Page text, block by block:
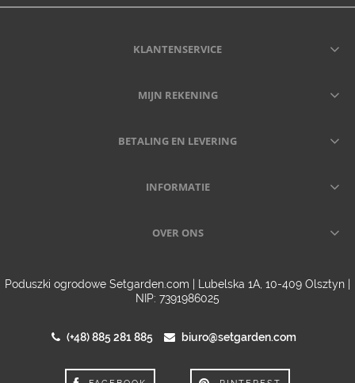
KLANTENSERVICE
MIJN REKENING
BETALING EN LEVERING
INFORMATIE
OVER ONS
Poduszki ogrodowe Setgarden.com | Lubelska 1A, 10-409 Olsztyn |
NIP: 7391986025
(+48) 885 281 885 biuro@setgarden.com